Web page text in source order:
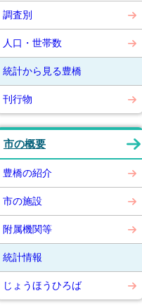
調査別
人口・世帯数
統計から見る豊橋
刊行物
市の概要
豊橋の紹介
市の施設
附属機関等
統計情報
じょうほうひろば